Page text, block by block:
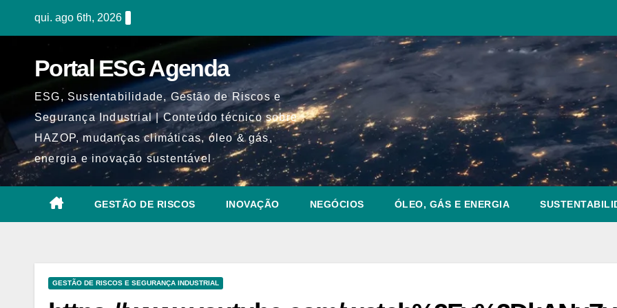
qui. ago 6th, 2026
Portal ESG Agenda
ESG, Sustentabilidade, Gestão de Riscos e
Segurança Industrial | Conteúdo técnico sobre
HAZOP, mudanças climáticas, óleo & gás,
energia e inovação sustentável
GESTÃO DE RISCOS INOVAÇÃO NEGÓCIOS ÓLEO, GÁS E ENERGIA
GESTÃO DE RISCOS E SEGURANÇA INDUSTRIAL